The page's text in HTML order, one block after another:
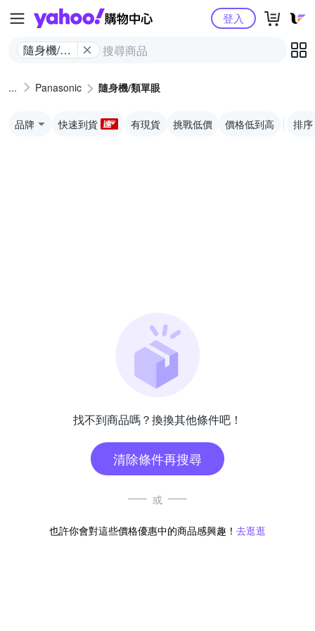
Yahoo購物中心
隨身機/類
登入
Panasonic 隨身機/類單眼
品牌 快速到貨 有現貨 挑戰低價 價格低到高 排序
找不到商品嗎？換換其他條件吧！
清除條件再搜尋
或
也許你會對這些價格優惠中的商品感興趣！ 去逛逛